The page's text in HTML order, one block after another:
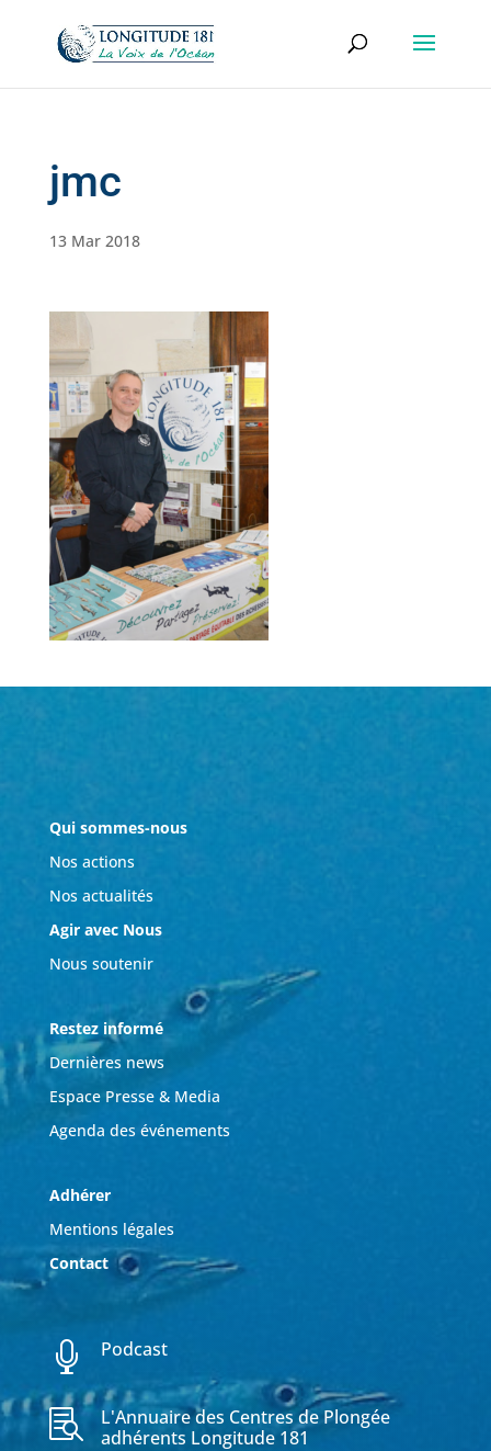
jmc
13 Mar 2018
Qui sommes-nous
Nos actions
Nos actualités
Agir avec Nous
Nous soutenir
Restez informé
Dernières news
Espace Presse & Media
Agenda des événements
Adhérer
Mentions légales
Contact
 Podcast

L'Annuaire des Centres de Plongée
adhérents Longitude 181